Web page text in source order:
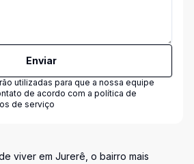
Enviar
utilizadas para que a nossa equipe
de acordo com a política de
de serviço
viver em Jurerê, o bairro mais